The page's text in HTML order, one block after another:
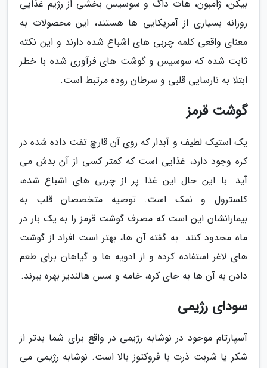
بیکن، ژامبون، هات داگ و سوسیس بخشی از رژیم غذایی
روزانه بسیاری از آمریکایی ها هستند، این محصولات به
معنای واقعی کلمه چربی های اشباع شده دارند و این نکته
ثابت شده که سوسیس و گوشت های فرآوری شده با خطر
ابتلا به نارسایی قلبی و سرطان روده مرتبط است.
گوشت قرمز
یک استیک لطیف و آبدار که روی آن قارچ تفت داده شده در
کره وجود دارد، غذایی است که کمتر کسی از آن بدش می
آید. با این حال این غذا پر از چربی های اشباع شده،
کلسترول و نمک است. توصیه متخصصان قلب به
بیمارانشان این است که مصرف گوشت قرمز را به یک بار در
ماه محدود کنند. به گفته آن ها، بهتر است افراد از گوشت
های لاغر استفاده کرده و از ادویه ها و گیاهان برای طعم
دادن به آن ها به جای کره، خامه و سس هالندیز بهره ببرند.
سودای رژیمی
آسپارتام موجود در نوشابه رژیمی در واقع برای شما بدتر از
شکر یا شربت ذرت با فروکتوز بالا است. نوشابه رژیمی می